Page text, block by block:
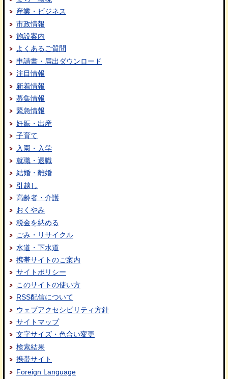
産業・ビジネス
市政情報
施設案内
よくあるご質問
申請書・届出ダウンロード
注目情報
新着情報
募集情報
緊急情報
妊娠・出産
子育て
入園・入学
就職・退職
結婚・離婚
引越し
高齢者・介護
おくやみ
税金を納める
ごみ・リサイクル
水道・下水道
携帯サイトのご案内
サイトポリシー
このサイトの使い方
RSS配信について
ウェブアクセシビリティ方針
サイトマップ
文字サイズ・色合い変更
検索結果
携帯サイト
Foreign Language